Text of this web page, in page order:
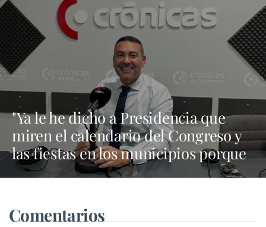
"Ya le he dicho a Presidencia que
miren el calendario del Congreso y
las fiestas en los municipios porque
Dolores Corujo estaba en un fiesta
pleno"
Comentarios